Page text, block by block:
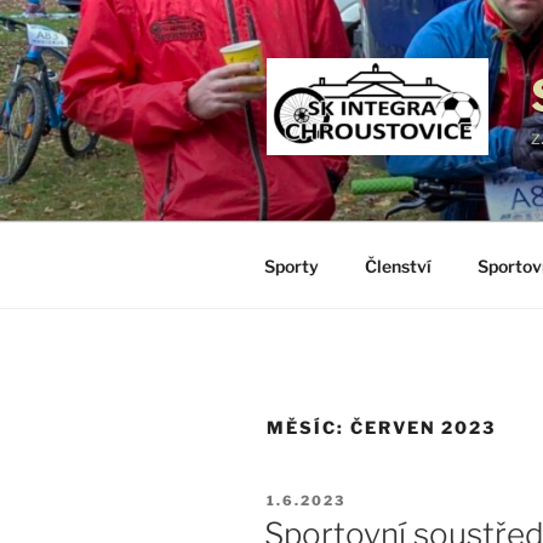
Přejít
k
obsahu
webu
Sporty Členství
MĚSÍC: ČERVEN 2023
PUBLIKOVÁNO
1.6.2023
Sportovní